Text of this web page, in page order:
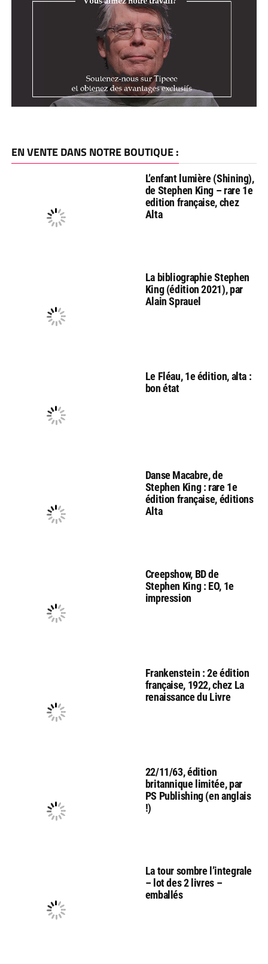
EN VENTE DANS NOTRE BOUTIQUE :
L’enfant lumière (Shining),
de Stephen King – rare 1e
edition française, chez
Alta
La bibliographie Stephen
King (édition 2021), par
Alain Sprauel
Le Fléau, 1e édition, alta :
bon état
Danse Macabre, de
Stephen King : rare 1e
édition française, éditions
Alta
Creepshow, BD de
Stephen King : EO, 1e
impression
Frankenstein : 2e édition
française, 1922, chez La
renaissance du Livre
22/11/63, édition
britannique limitée, par
PS Publishing (en anglais
!)
La tour sombre l’integrale
– lot des 2 livres –
emballés